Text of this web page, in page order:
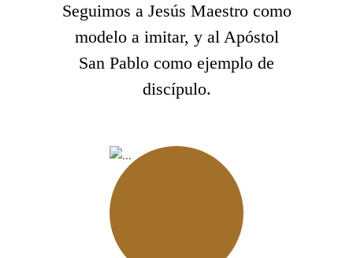
Seguimos a Jesús Maestro como
modelo a imitar, y al Apóstol
San Pablo como ejemplo de
discípulo.